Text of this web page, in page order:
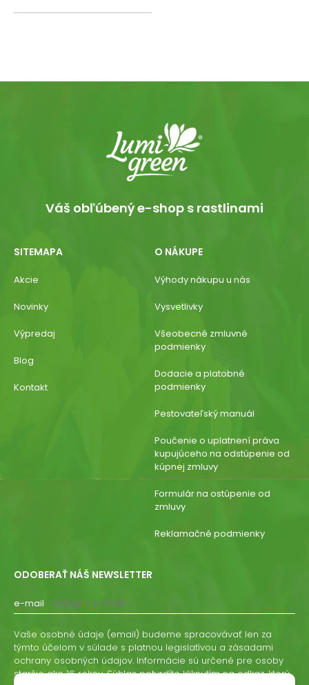
Váš obľúbený e-shop s rastlinami
SITEMAPA
Akcie
Novinky
Výpredaj
Blog
Kontakt
O NÁKUPE
Výhody nákupu u nás
Vysvetlivky
Všeobecné zmluvné
podmienky
Dodacie a platobné
podmienky
Pestovateľský manuál
Poučenie o uplatnení práva
kupujúceho na odstúpenie od
kúpnej zmluvy
Formulár na ostúpenie od
zmluvy
Reklamačné podmienky
ODOBERAŤ NÁŠ NEWSLETTER
e-mail
Vaše osobné údaje (email) budeme spracovávať len za
týmto účelom v súlade s platnou legislatívou a zásadami
ochrany osobných údajov. Informácie sú určené pre osoby
staršie ako 16 rokov. Súhlas potvrdíte kliknutím na odkaz, ktorý